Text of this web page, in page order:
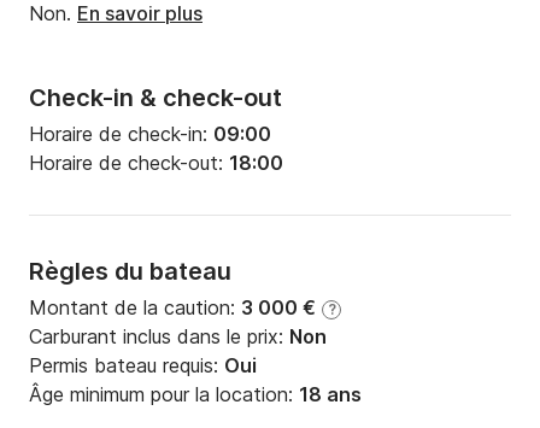
Check-in & check-out
Horaire de check-in: 09:00
Horaire de check-out: 18:00
Règles du bateau
Montant de la caution: 3 000 € ?
Carburant inclus dans le prix: Non
Permis bateau requis: Oui
Âge minimum pour la location: 18 ans
Non. En savoir plus